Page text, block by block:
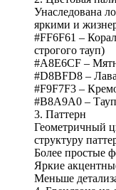
Унаследована
яркими и
#FF6F61 –
строгого тауп)
#A8E6CF –
#D8BFD8 –
#F9F7F3 –
#B8A9A0 –
3. Паттерн
Геометричный
структуру
Более простые
Яркие
Меньше